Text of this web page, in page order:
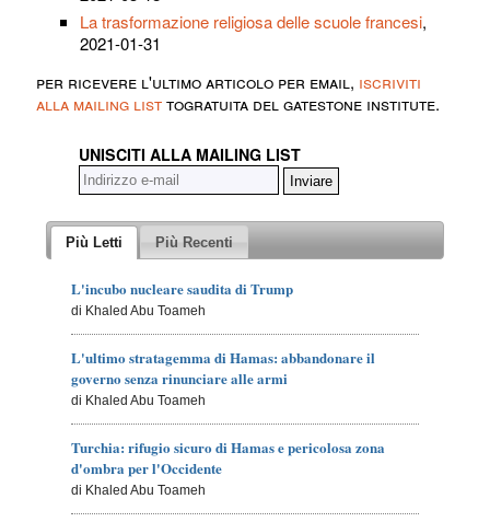
La trasformazione religiosa delle scuole francesi,
2021-01-31
per ricevere l'ultimo articolo per email, iscriviti
alla mailing listtogratuita del gatestone institute.
UNISCITI ALLA MAILING LIST
Più Letti Più Recenti
L'incubo nucleare saudita di Trump
di Khaled Abu Toameh
L'ultimo stratagemma di Hamas: abbandonare il
governo senza rinunciare alle armi
di Khaled Abu Toameh
Turchia: rifugio sicuro di Hamas e pericolosa zona
d'ombra per l'Occidente
di Khaled Abu Toameh